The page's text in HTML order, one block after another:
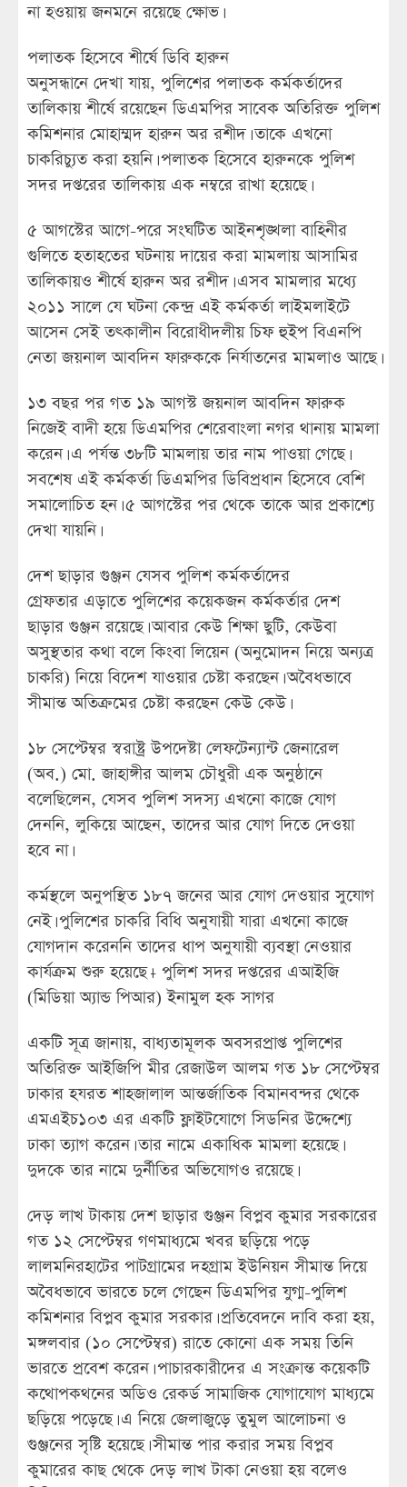
না হওয়ায় জনমনে রয়েছে ক্ষোভ।
পলাতক হিসেবে শীর্ষে ডিবি হারুন
অনুসন্ধানে দেখা যায়, পুলিশের পলাতক কর্মকর্তাদের
তালিকায় শীর্ষে রয়েছেন ডিএমপির সাবেক অতিরিক্ত পুলিশ
কমিশনার মোহাম্মদ হারুন অর রশীদ। তাকে এখনো
চাকরিচ্যুত করা হয়নি। পলাতক হিসেবে হারুনকে পুলিশ
সদর দপ্তরের তালিকায় এক নম্বরে রাখা হয়েছে।
৫ আগস্টের আগে-পরে সংঘটিত আইনশৃঙ্খলা বাহিনীর
গুলিতে হতাহতের ঘটনায় দায়ের করা মামলায় আসামির
তালিকায়ও শীর্ষে হারুন অর রশীদ। এসব মামলার মধ্যে
২০১১ সালে যে ঘটনা কেন্দ্র এই কর্মকর্তা লাইমলাইটে
আসেন সেই তৎকালীন বিরোধীদলীয় চিফ হুইপ বিএনপি
নেতা জয়নাল আবদিন ফারুককে নির্যাতনের মামলাও আছে।
১৩ বছর পর গত ১৯ আগস্ট জয়নাল আবদিন ফারুক
নিজেই বাদী হয়ে ডিএমপির শেরেবাংলা নগর থানায় মামলা
করেন। এ পর্যন্ত ৩৮টি মামলায় তার নাম পাওয়া গেছে।
সবশেষ এই কর্মকর্তা ডিএমপির ডিবিপ্রধান হিসেবে বেশি
সমালোচিত হন। ৫ আগস্টের পর থেকে তাকে আর প্রকাশ্যে
দেখা যায়নি।
দেশ ছাড়ার গুঞ্জন যেসব পুলিশ কর্মকর্তাদের
গ্রেফতার এড়াতে পুলিশের কয়েকজন কর্মকর্তার দেশ
ছাড়ার গুঞ্জন রয়েছে। আবার কেউ শিক্ষা ছুটি, কেউবা
অসুস্থতার কথা বলে কিংবা লিয়েন (অনুমোদন নিয়ে অন্যত্র
চাকরি) নিয়ে বিদেশ যাওয়ার চেষ্টা করছেন। অবৈধভাবে
সীমান্ত অতিক্রমের চেষ্টা করছেন কেউ কেউ।
১৮ সেপ্টেম্বর স্বরাষ্ট্র উপদেষ্টা লেফটেন্যান্ট জেনারেল
(অব.) মো. জাহাঙ্গীর আলম চৌধুরী এক অনুষ্ঠানে
বলেছিলেন, যেসব পুলিশ সদস্য এখনো কাজে যোগ
দেননি, লুকিয়ে আছেন, তাদের আর যোগ দিতে দেওয়া
হবে না।
কর্মস্থলে অনুপস্থিত ১৮৭ জনের আর যোগ দেওয়ার সুযোগ
নেই। পুলিশের চাকরি বিধি অনুযায়ী যারা এখনো কাজে
যোগদান করেননি তাদের ধাপ অনুযায়ী ব্যবস্থা নেওয়ার
কার্যক্রম শুরু হয়েছে।- পুলিশ সদর দপ্তরের এআইজি
(মিডিয়া অ্যান্ড পিআর) ইনামুল হক সাগর
একটি সূত্র জানায়, বাধ্যতামূলক অবসরপ্রাপ্ত পুলিশের
অতিরিক্ত আইজিপি মীর রেজাউল আলম গত ১৮ সেপ্টেম্বর
ঢাকার হযরত শাহজালাল আন্তর্জাতিক বিমানবন্দর থেকে
এমএইচ১০৩ এর একটি ফ্লাইটযোগে সিডনির উদ্দেশ্যে
ঢাকা ত্যাগ করেন। তার নামে একাধিক মামলা হয়েছে।
দুদকে তার নামে দুর্নীতির অভিযোগও রয়েছে।
দেড় লাখ টাকায় দেশ ছাড়ার গুঞ্জন বিপ্লব কুমার সরকারের
গত ১২ সেপ্টেম্বর গণমাধ্যমে খবর ছড়িয়ে পড়ে
লালমনিরহাটের পাটগ্রামের দহগ্রাম ইউনিয়ন সীমান্ত দিয়ে
অবৈধভাবে ভারতে চলে গেছেন ডিএমপির যুগ্ম-পুলিশ
কমিশনার বিপ্লব কুমার সরকার। প্রতিবেদনে দাবি করা হয়,
মঙ্গলবার (১০ সেপ্টেম্বর) রাতে কোনো এক সময় তিনি
ভারতে প্রবেশ করেন। পাচারকারীদের এ সংক্রান্ত কয়েকটি
কথোপকথনের অডিও রেকর্ড সামাজিক যোগাযোগ মাধ্যমে
ছড়িয়ে পড়েছে। এ নিয়ে জেলাজুড়ে তুমুল আলোচনা ও
গুঞ্জনের সৃষ্টি হয়েছে। সীমান্ত পার করার সময় বিপ্লব
কুমারের কাছ থেকে দেড় লাখ টাকা নেওয়া হয় বলেও